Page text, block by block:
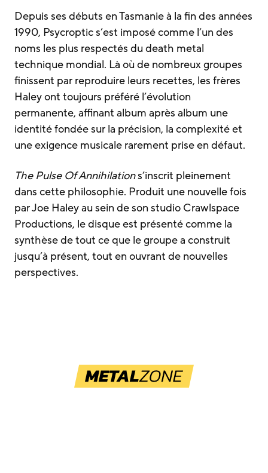
Depuis ses débuts en Tasmanie à la fin des années
1990, Psycroptic s’est imposé comme l’un des
noms les plus respectés du death metal
technique mondial. Là où de nombreux groupes
finissent par reproduire leurs recettes, les frères
Haley ont toujours préféré l’évolution
permanente, affinant album après album une
identité fondée sur la précision, la complexité et
une exigence musicale rarement prise en défaut.
The Pulse Of Annihilations’inscrit pleinement
dans cette philosophie. Produit une nouvelle fois
par Joe Haley au sein de son studio Crawlspace
Productions, le disque est présenté comme la
synthèse de tout ce que le groupe a construit
jusqu’à présent, tout en ouvrant de nouvelles
perspectives.